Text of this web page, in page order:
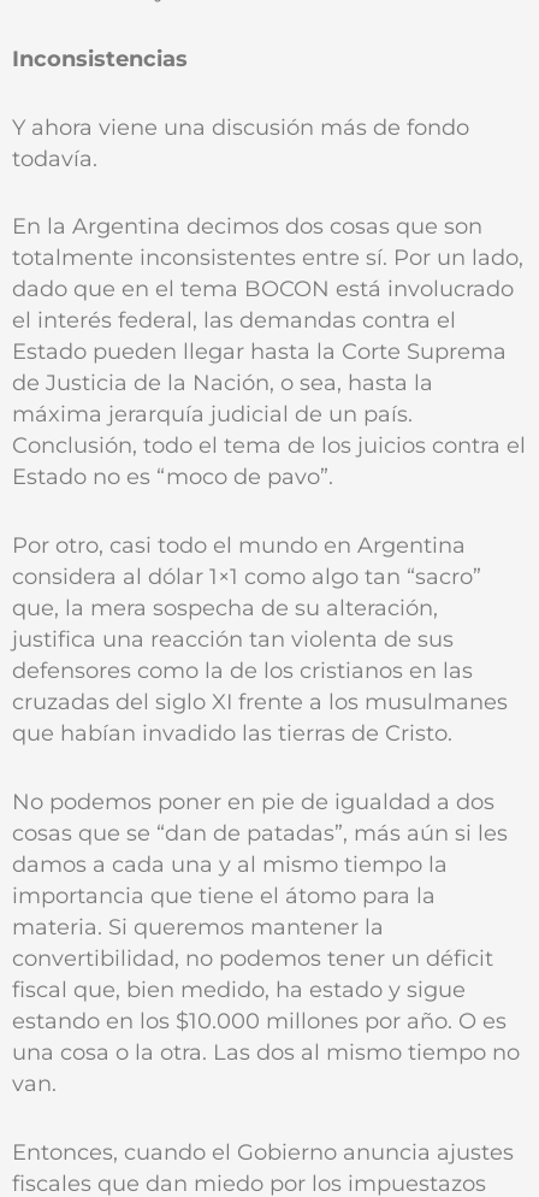
Inconsistencias
Y ahora viene una discusión más de fondo
todavía.
En la Argentina decimos dos cosas que son
totalmente inconsistentes entre sí. Por un lado,
dado que en el tema BOCON está involucrado
el interés federal, las demandas contra el
Estado pueden llegar hasta la Corte Suprema
de Justicia de la Nación, o sea, hasta la
máxima jerarquía judicial de un país.
Conclusión, todo el tema de los juicios contra el
Estado no es “moco de pavo”.
Por otro, casi todo el mundo en Argentina
considera al dólar 1×1 como algo tan “sacro”
que, la mera sospecha de su alteración,
justifica una reacción tan violenta de sus
defensores como la de los cristianos en las
cruzadas del siglo XI frente a los musulmanes
que habían invadido las tierras de Cristo.
No podemos poner en pie de igualdad a dos
cosas que se “dan de patadas”, más aún si les
damos a cada una y al mismo tiempo la
importancia que tiene el átomo para la
materia. Si queremos mantener la
convertibilidad, no podemos tener un déficit
fiscal que, bien medido, ha estado y sigue
estando en los $10.000 millones por año. O es
una cosa o la otra. Las dos al mismo tiempo no
van.
Entonces, cuando el Gobierno anuncia ajustes
fiscales que dan miedo por los impuestazos